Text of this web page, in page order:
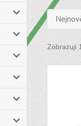
Zobrazuji